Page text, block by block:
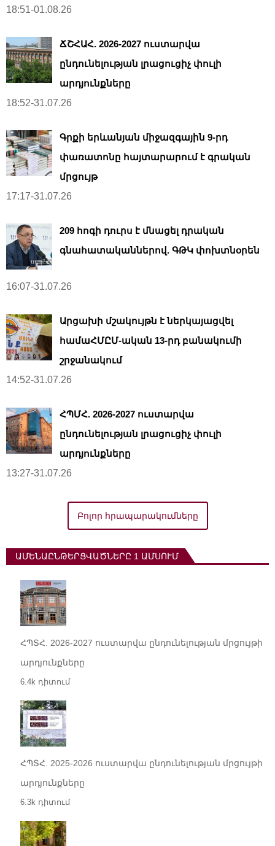
18:51-01.08.26
ՃՇՀԱՀ. 2026-2027 ուստարվա
ընդունելության լրացուցիչ փուլի
արդյունքները
18:52-31.07.26
Գրքի երևանյան միջազգային 9-րդ
փառատոնը հայտարարում է գրական
մրցույթ
17:17-31.07.26
209 հոգի դուրս է մնացել դրական
գնահատականներով. ԳԹԿ փոխտնօրեն
16:07-31.07.26
Արցախի մշակույթն է ներկայացվել
համաՀՄԸՄ-ական 13-րդ բանակումի
շրջանակում
14:52-31.07.26
ՀՊՄՀ. 2026-2027 ուստարվա
ընդունելության լրացուցիչ փուլի
արդյունքները
13:27-31.07.26
Բոլոր հրապարակումները
ԱՄԵՆԱԸՆԹԵՐՑՎԱԾՆԵՐԸ 1 ԱՄՍՈՒՄ
ՀՊՏՀ. 2026-2027 ուստարվա ընդունելության մրցույթի
արդյունքները
6.4k դիտում
ՀՊՏՀ. 2025-2026 ուստարվա ընդունելության մրցույթի
արդյունքները
6.3k դիտում